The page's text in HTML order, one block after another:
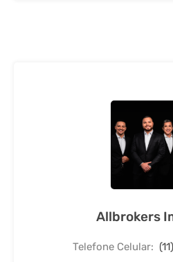
Allbrokers
Telefone Celular: